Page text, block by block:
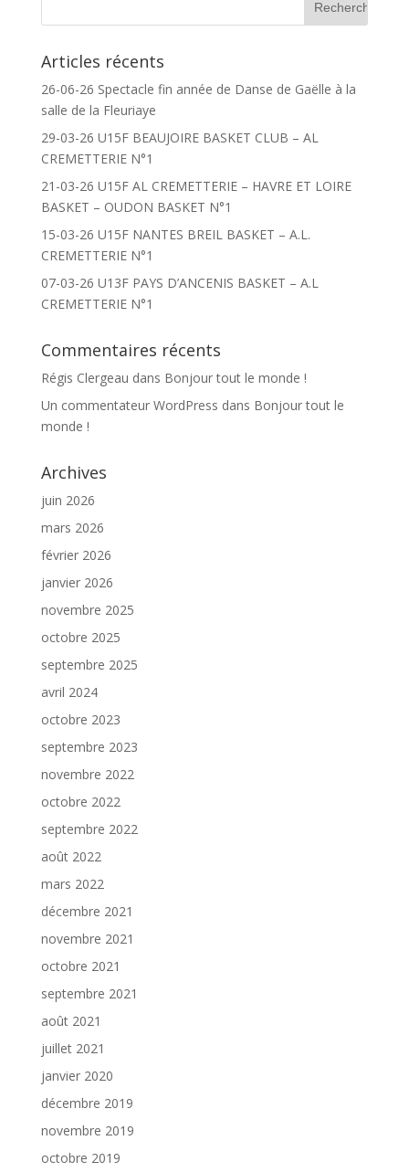
Articles récents
26-06-26 Spectacle fin année de Danse de Gaëlle à la
salle de la Fleuriaye
29-03-26 U15F BEAUJOIRE BASKET CLUB – AL
CREMETTERIE N°1
21-03-26 U15F AL CREMETTERIE – HAVRE ET LOIRE
BASKET – OUDON BASKET N°1
15-03-26 U15F NANTES BREIL BASKET – A.L.
CREMETTERIE N°1
07-03-26 U13F PAYS D’ANCENIS BASKET – A.L
CREMETTERIE N°1
Commentaires récents
Régis Clergeau dans Bonjour tout le monde !
Un commentateur WordPress dans Bonjour tout le
monde !
Archives
juin 2026
mars 2026
février 2026
janvier 2026
novembre 2025
octobre 2025
septembre 2025
avril 2024
octobre 2023
septembre 2023
novembre 2022
octobre 2022
septembre 2022
août 2022
mars 2022
décembre 2021
novembre 2021
octobre 2021
septembre 2021
août 2021
juillet 2021
janvier 2020
décembre 2019
novembre 2019
octobre 2019